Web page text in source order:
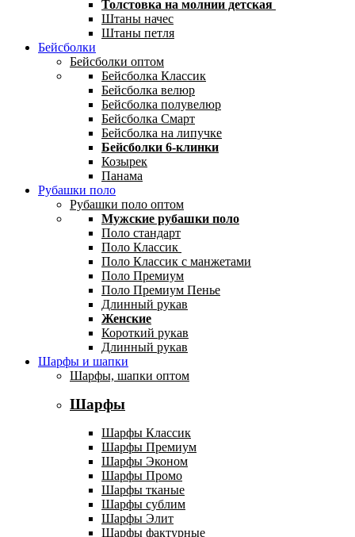
Толстовка на молнии детская
Штаны начес
Штаны петля
Бейсболки
Бейсболки оптом
Бейсболка Классик
Бейсболка велюр
Бейсболка полувелюр
Бейсболка Смарт
Бейсболка на липучке
Бейсболки 6-клинки
Козырек
Панама
Рубашки поло
Рубашки поло оптом
Мужские рубашки поло
Поло стандарт
Поло Классик
Поло Классик с манжетами
Поло Премиум
Поло Премиум Пенье
Длинный рукав
Женские
Короткий рукав
Длинный рукав
Шарфы и шапки
Шарфы, шапки оптом
Шарфы
Шарфы Классик
Шарфы Премиум
Шарфы Эконом
Шарфы Промо
Шарфы тканые
Шарфы сублим
Шарфы Элит
Шарфы фактурные